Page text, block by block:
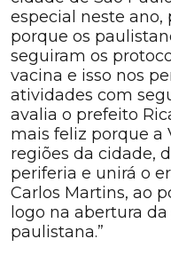
especial neste ano,
porque os
seguiram os
vacina e isso nos
atividades com
avalia o prefeito
mais feliz porque a
regiões da cidade,
periferia e unirá o
Carlos Martins, ao
logo na abertura
paulistana.”